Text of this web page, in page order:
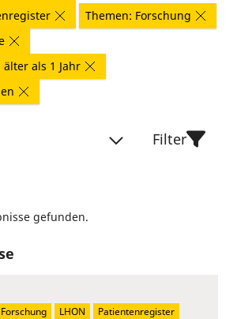
Themen: Forschung
als 1 Jahr
Filter
gefunden.
Forschung LHON Patientenregister